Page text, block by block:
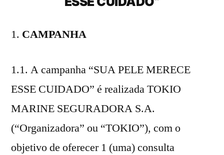
CAMPANHA
1.1. A campanha “SUA PELE MERECE
ESSE CUIDADO” é realizada TOKIO
MARINE SEGURADORA S.A.
(“Organizadora” ou “TOKIO”), com o
objetivo de oferecer 1 (uma) consulta